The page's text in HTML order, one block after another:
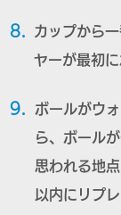
8.
カップから
ヤーが最初に
9.
ボールがウ
ら、ボール
思われる地
以内にリプ